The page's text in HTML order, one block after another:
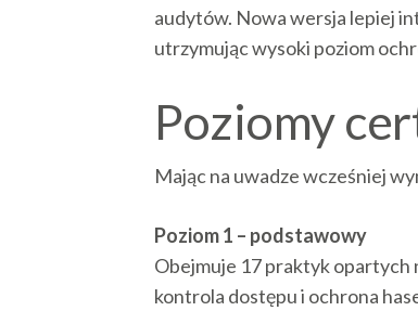
audytów. Nowa wersja lepiej
utrzymując wysoki poziom
Poziomy
Mając na uwadze wcześniej
Poziom 1 – podstawowy
Obejmuje 17 praktyk opartych
kontrola dostępu i ochrona